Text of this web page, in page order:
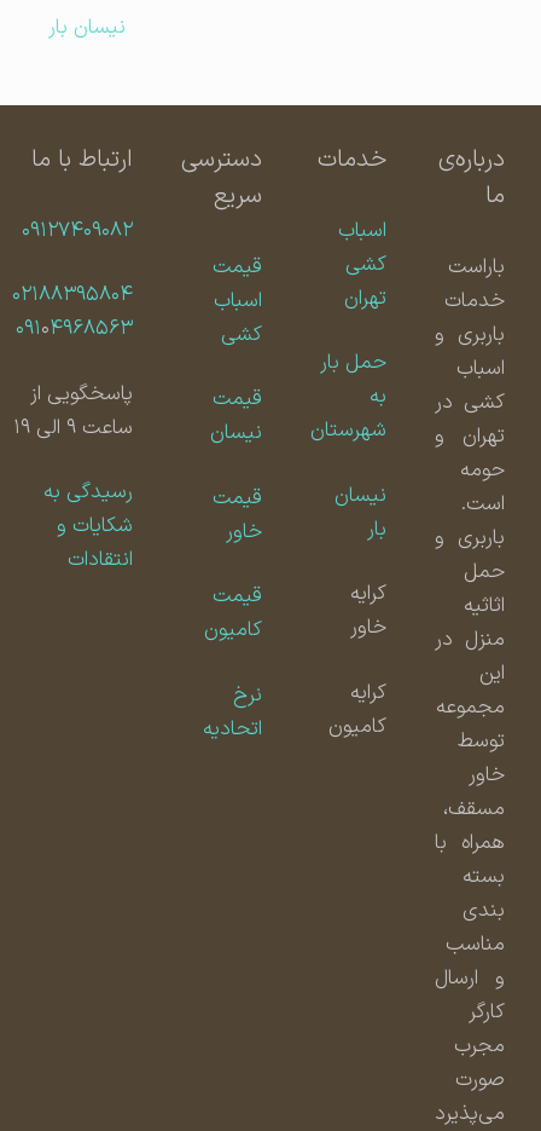
نیسان بار
درباره‌ی
باراست
خدمات
باربری و
اسباب
کشی در
تهران و
حومه
است.
باربری و
حمل
اثاثیه
منزل در
مجموعه
توسط
مسقف،
همراه با
بسته
بندی
مناسب
و ارسال
مجرب
صورت
می‌پذیرد
خدمات
اسباب
کشی
تهران
حمل بار
شهرستان
نیسان
کامیون
دسترسی
سریع
قیمت
اسباب
کشی
قیمت
نیسان
قیمت
قیمت
کامیون
اتحادیه
ارتباط با ما
۰۹۱۲۷۴۰۹۰۸۲
۰۲۱۸۸۳۹۵۸۰۴
۰۹۱۰۴۹۶۸۵۶۳
پاسخگویی از
ساعت ۹ الی ۱۹
رسیدگی به
شکایات و
انتقادات